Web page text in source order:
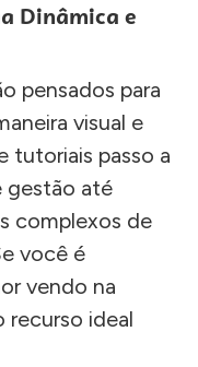
Dinâmica e
pensados para
visual e
tutoriais passo a
gestão até
complexos de
você é
vendo na
recurso ideal